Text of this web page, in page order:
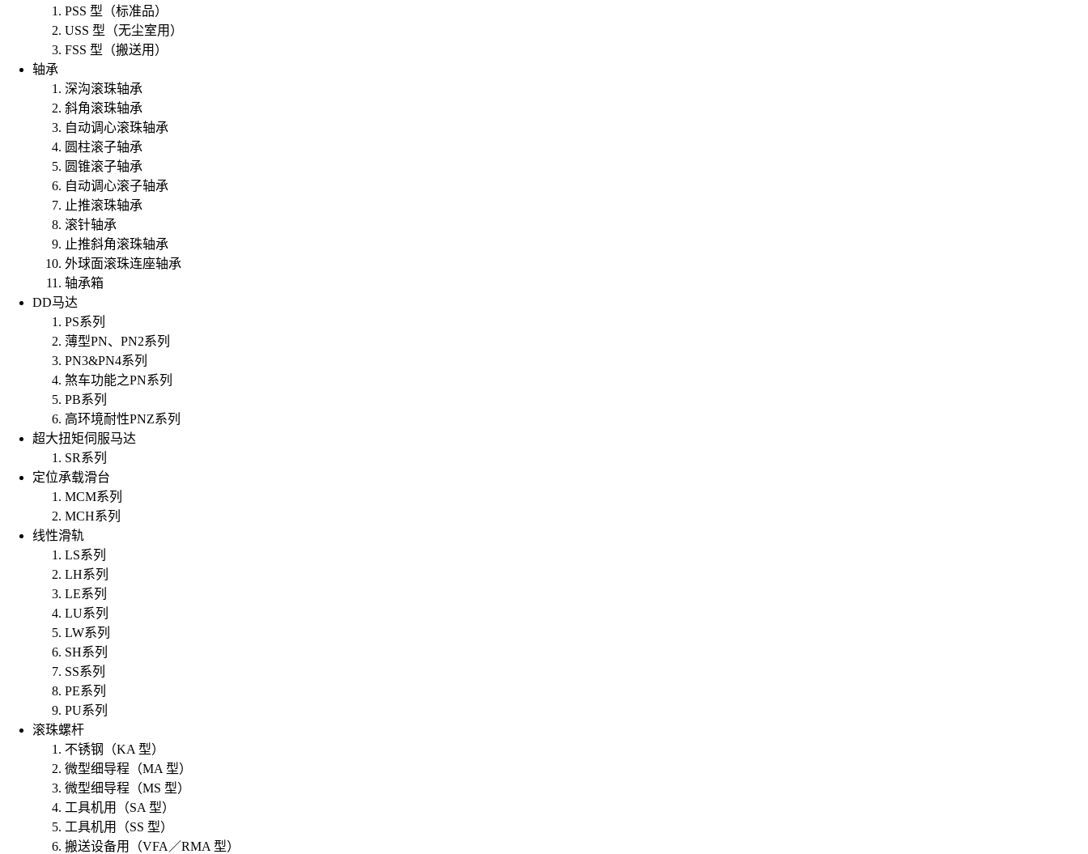
PSS 型（标准品）
USS 型（无尘室用）
FSS 型（搬送用）
轴承
深沟滚珠轴承
斜角滚珠轴承
自动调心滚珠轴承
圆柱滚子轴承
圆锥滚子轴承
自动调心滚子轴承
止推滚珠轴承
滚针轴承
止推斜角滚珠轴承
外球面滚珠连座轴承
轴承箱
DD马达
PS系列
薄型PN、PN2系列
PN3&PN4系列
煞车功能之PN系列
PB系列
高环境耐性PNZ系列
超大扭矩伺服马达
SR系列
定位承载滑台
MCM系列
MCH系列
线性滑轨
LS系列
LH系列
LE系列
LU系列
LW系列
SH系列
SS系列
PE系列
PU系列
滚珠螺杆
不锈钢（KA 型）
微型细导程（MA 型）
微型细导程（MS 型）
工具机用（SA 型）
工具机用（SS 型）
搬送设备用（VFA／RMA 型）